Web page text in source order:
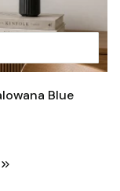
Blue
Przejdź do ostatniej